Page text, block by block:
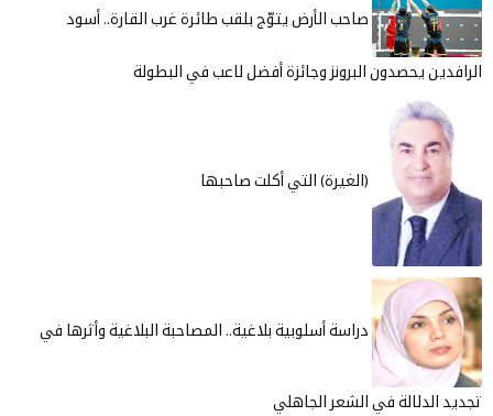
صاحب الأرض يتوّج بلقب طائرة غرب القارة.. أسود
يحصدون البرونز وجائزة أفضل لاعب في البطولة
(الغيرة) التي أكلت صاحبها
دراسة أسلوبية بلاغية.. المصاحبة البلاغية وأثرها في
في الشعر الجاهلي